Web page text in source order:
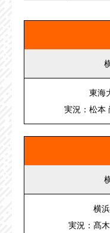
東海
実況：松本
横
実況：髙